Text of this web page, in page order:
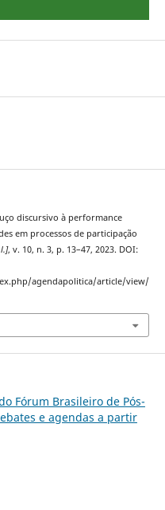
discursivo à performance
em processos de participação
, v. 10, n. 3, p. 13–47, 2023. DOI:
agendapolitica/article/view/
Fórum Brasileiro de Pós-
e agendas a partir